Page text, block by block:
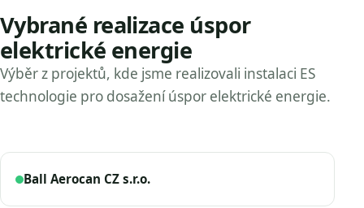
Vybrané realizace úspor
elektrické energie
Výběr z projektů, kde jsme realizovali instalaci ES
technologie pro dosažení úspor elektrické energie.
Ball Aerocan CZ s.r.o.